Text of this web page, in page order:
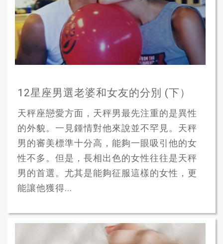
12星座男選老婆和女友的分別 (下）
天秤座戀愛方面，天秤男最先注重的是異性
的外貌。一見鍾情對他來說並不罕見。天秤
男的審美標準十分高，能夠一眼吸引他的女
性不多。但是，長相出色的女性往往是天秤
男的首選。尤其是能夠征服這樣的女性，更
能讓他獲得...